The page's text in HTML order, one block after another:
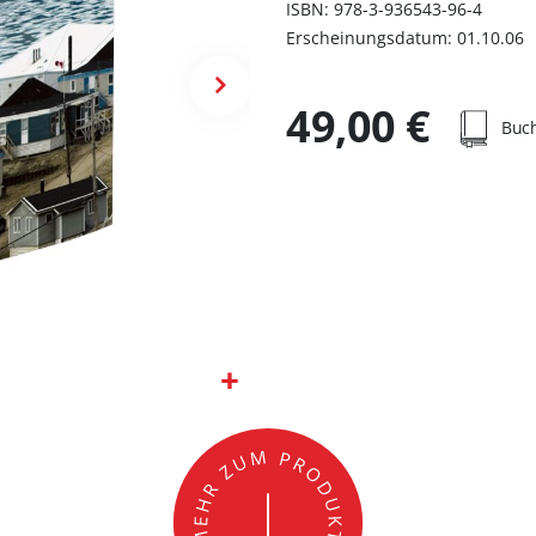
ISBN: 978-3-936543-96-4
Erscheinungsdatum: 01.10.06
49,00 €